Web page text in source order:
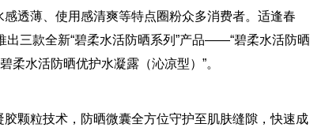
透薄、使用感清爽等特点圈粉众多消费者。适逢春
出三款全新“碧柔水活防晒系列”产品——“碧柔水活防晒
柔水活防晒优护水凝露（沁凉型）”。
颗粒技术，防晒微囊全方位守护至肌肤缝隙，快速成